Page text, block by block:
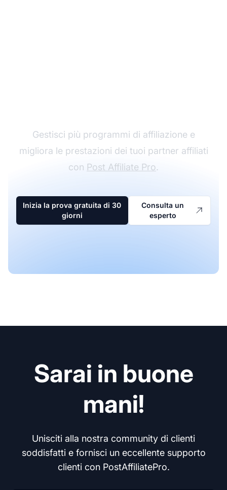
Gestisci più programmi di affiliazione e
migliora le prestazioni dei tuoi partner affiliati
con Post Affiliate Pro.
Inizia la prova gratuita di 30
giorni
Consulta un
esperto
Sarai in buone
mani!
Unisciti alla nostra community di clienti
soddisfatti e fornisci un eccellente supporto
clienti con PostAffiliatePro.